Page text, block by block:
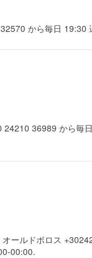
から毎日 19:30
36989 から毎
ールドボロス
00:00.